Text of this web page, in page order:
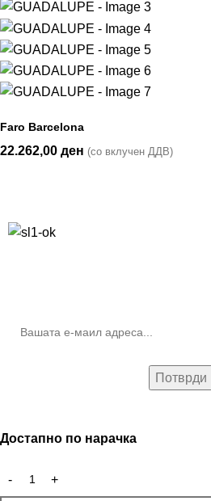
Faro Barcelona
22.262,00 ден (со вклучен ДДВ)
Достапно по нарачка